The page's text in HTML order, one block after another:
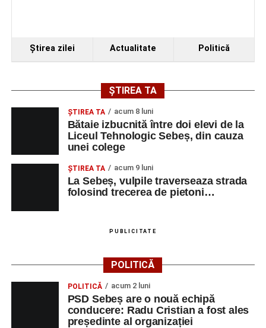
Ora 19.00–Spectacol de vals și tango „Armonii în
Solistă:Iulia Merca(Opera Națională Română Cluj-
Napoca).
Acompaniază Cluj Tango Orchestra:
Irina Indrei – pian
Robert Indrei – bandoneon
Dansatori:Ioana Lascu și Horia Călin Pop,Raluca și
Vlad Dordea
.
Piața Primăriei
Ştirea zilei Actualitate Politică
ȘTIREA TA
ŞTIREA TA acum 8 luni
Bătaie izbucnită între doi elevi de la
Liceul Tehnologic Sebeș, din cauza
unei colege
ŞTIREA TA acum 9 luni
La Sebeș, vulpile traverseaza strada
folosind trecerea de pietoni…
PUBLICITATE
POLITICĂ
POLITICĂ acum 2 luni
PSD Sebeș are o nouă echipă
conducere: Radu Cristian a fost ales
președinte al organizației